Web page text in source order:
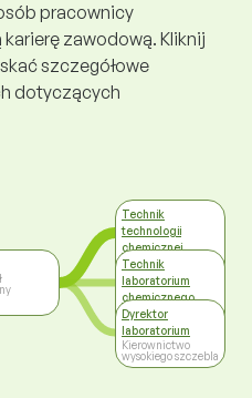
pracownicy
zawodową. Kliknij
szczegółowe
dotyczących
Technik
technologii
chemicznej
Przemysł
chemiczny
Technik
laboratorium
chemicznego
Przemysł
chemiczny
Dyrektor
laboratorium
Kierownictwo
wysokiego szczebla